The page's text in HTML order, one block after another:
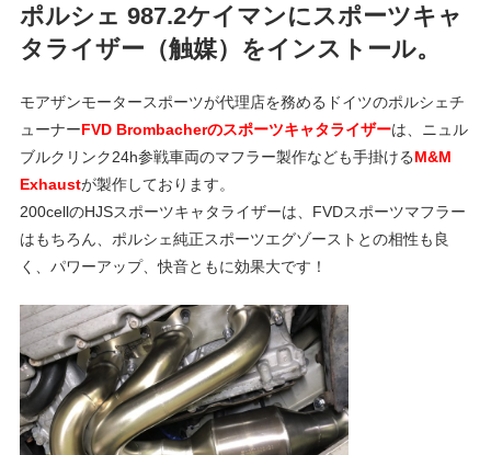
t
o
s
ツ
・
C
U
チ
ュ
ー
ニ
ン
グ
や
レ
ー
ス
レ
ポルシェ 987.2ケイマンにスポーツキャ
タライザー（触媒）をインストール。
モアザンモータースポーツが代理店を務めるドイツのポルシェチ
ューナーFVD Brombacherのスポーツキャタライザーは、ニュル
ブルクリンク24h参戦車両のマフラー製作なども手掛けるM&M
Exhaustが製作しております。
200cellのHJSスポーツキャタライザーは、FVDスポーツマフラー
はもちろん、ポルシェ純正スポーツエグゾーストとの相性も良
く、パワーアップ、快音ともに効果大です！